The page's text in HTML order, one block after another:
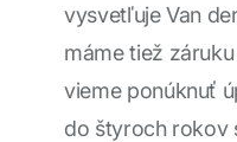
vysvetľuje Van
máme tiež
vieme ponúknuť
do štyroch rokov